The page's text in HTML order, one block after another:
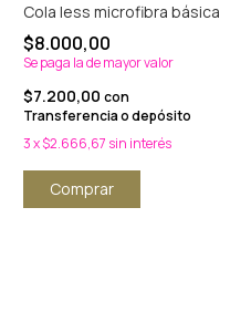
Cola less microfibra básica
$8.000,00
Se paga la de mayor valor
$7.200,00 con
Transferencia o depósito
3x$2.666,67 sin interés
Comprar